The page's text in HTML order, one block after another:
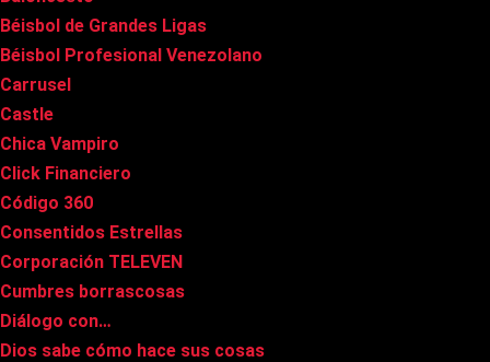
Béisbol de Grandes Ligas
Béisbol Profesional Venezolano
Carrusel
Castle
Chica Vampiro
Click Financiero
Código 360
Consentidos Estrellas
Corporación TELEVEN
Cumbres borrascosas
Diálogo con…
Dios sabe cómo hace sus cosas